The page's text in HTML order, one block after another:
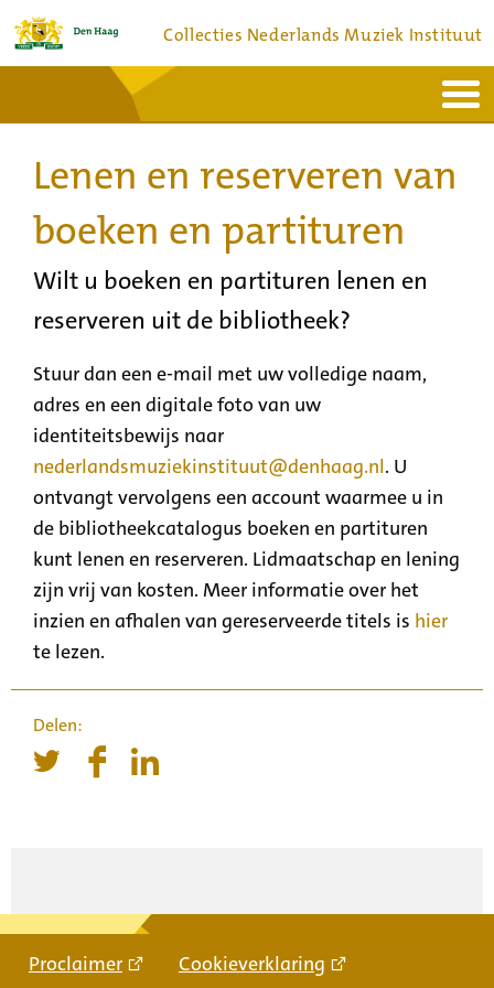
Collecties Nederlands Muziek Instituut
Bronnen en collecties
Dienstverlening
Bezoek
Over
Contact
Lenen en reserveren van
boeken en partituren
Wilt u boeken en partituren lenen en
reserveren uit de bibliotheek?
Stuur dan een e-mail met uw volledige naam,
adres en een digitale foto van uw
identiteitsbewijs naar
nederlandsmuziekinstituut@denhaag.nl. U
ontvangt vervolgens een account waarmee u in
de bibliotheekcatalogus boeken en partituren
kunt lenen en reserveren. Lidmaatschap en lening
zijn vrij van kosten. Meer informatie over het
inzien en afhalen van gereserveerde titels is hier
te lezen.
Proclaimer Cookieverklaring